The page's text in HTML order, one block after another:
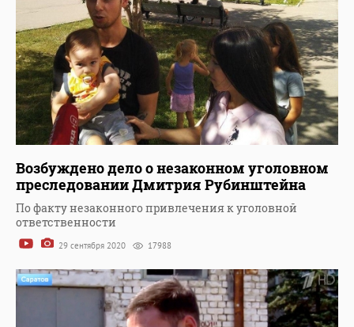
Возбуждено дело о незаконном уголовном
преследовании Дмитрия Рубинштейна
По факту незаконного привлечения к уголовной
ответственности
29 сентября 2020 17988